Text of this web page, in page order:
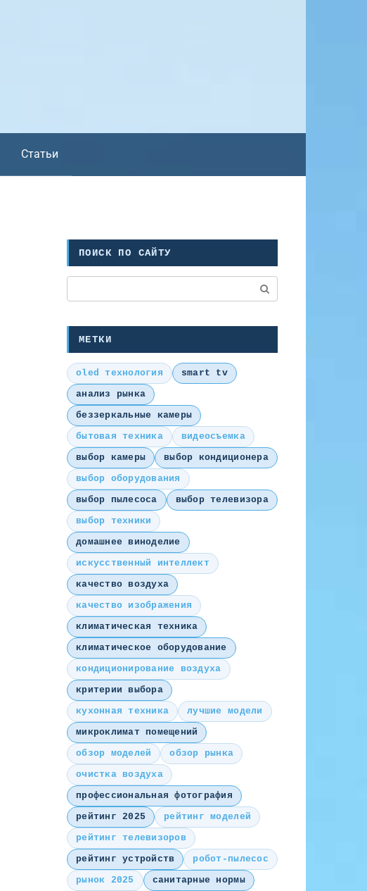
Статьи
ПОИСК ПО САЙТУ
МЕТКИ
oled технология
smart tv
анализ рынка
беззеркальные камеры
бытовая техника
видеосъемка
выбор камеры
выбор кондиционера
выбор оборудования
выбор пылесоса
выбор телевизора
выбор техники
домашнее виноделие
искусственный интеллект
качество воздуха
качество изображения
климатическая техника
климатическое оборудование
кондиционирование воздуха
критерии выбора
кухонная техника
лучшие модели
микроклимат помещений
обзор моделей
обзор рынка
очистка воздуха
профессиональная фотография
рейтинг 2025
рейтинг моделей
рейтинг телевизоров
рейтинг устройств
робот-пылесос
рынок 2025
санитарные нормы